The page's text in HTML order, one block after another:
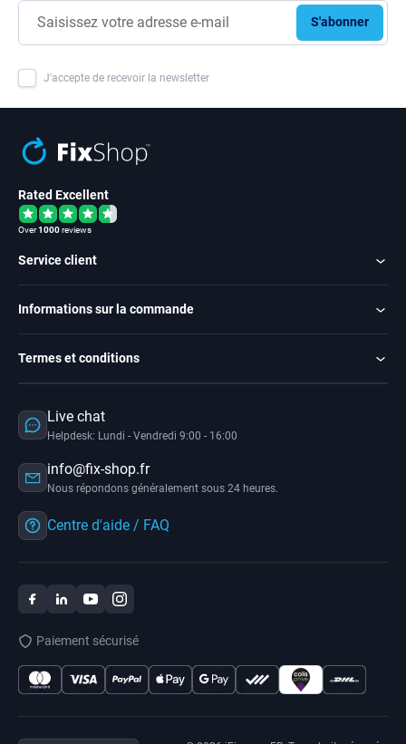
S'abonner
J'accepte de recevoir la newsletter
Rated Excellent
Over1000reviews
Service client
Informations sur la commande
Termes et conditions
Live chat
Helpdesk: Lundi - Vendredi 9:00 - 16:00
info@fix-shop.fr
Nous répondons généralement sous 24 heures.
Centre d'aide / FAQ
Paiement sécurisé